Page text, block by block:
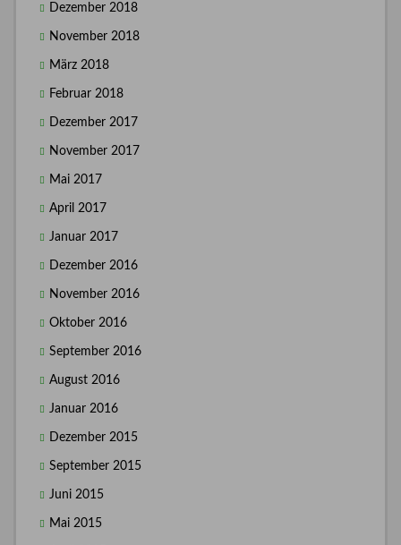
Dezember 2018
November 2018
März 2018
Februar 2018
Dezember 2017
November 2017
Mai 2017
April 2017
Januar 2017
Dezember 2016
November 2016
Oktober 2016
September 2016
August 2016
Januar 2016
Dezember 2015
September 2015
Juni 2015
Mai 2015